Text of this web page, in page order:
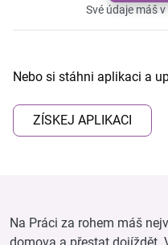
Své údaje máš
Nebo si stáhni aplikaci a
ZÍSKEJ APLIKACI
Na Práci za rohem máš
domova a přestat dojíždět.